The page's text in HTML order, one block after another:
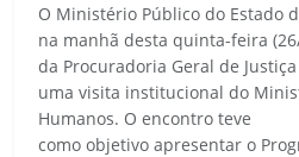
O Ministério Público do Estado
na manhã desta quinta-feira
da Procuradoria Geral de Justiça
uma visita institucional do
Humanos. O encontro teve
como objetivo apresentar o